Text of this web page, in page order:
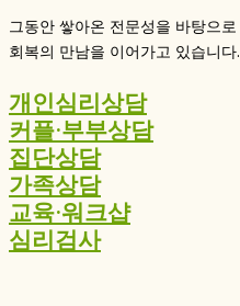
그동안 쌓아온 전문성을 바탕으로
회복의 만남을 이어가고 있습니다.
개인심리상담
커플·부부상담
집단상담
가족상담
교육·워크샵
심리검사